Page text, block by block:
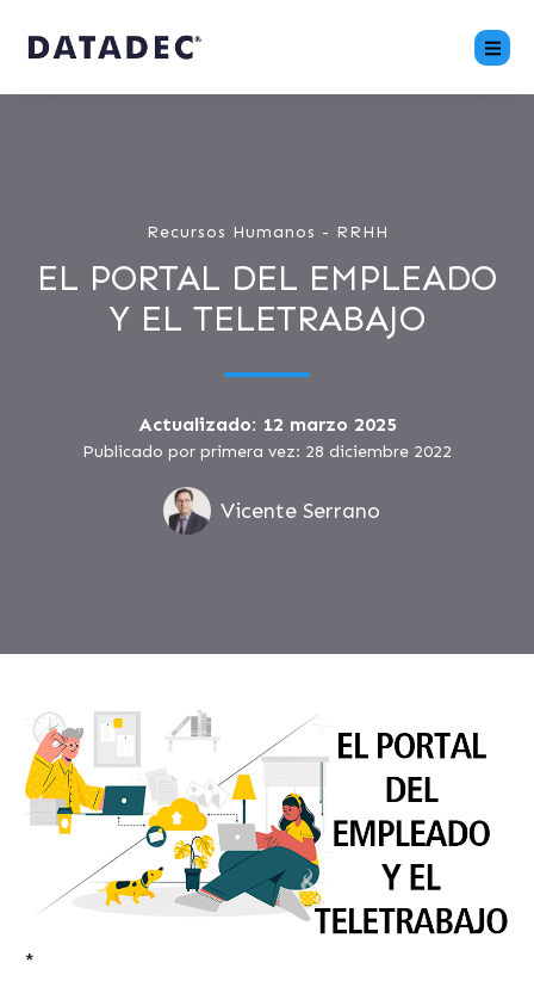
Recursos Humanos - RRHH
EL PORTAL DEL EMPLEADO
Y EL TELETRABAJO
Actualizado: 12 marzo 2025
Publicado por primera vez: 28 diciembre 2022
Vicente Serrano
*